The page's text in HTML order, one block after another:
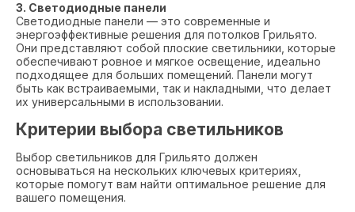
3. Светодиодные панели
Светодиодные панели — это современные и
энергоэффективные решения для потолков Грильято.
Они представляют собой плоские светильники, которые
обеспечивают ровное и мягкое освещение, идеально
подходящее для больших помещений. Панели могут
быть как встраиваемыми, так и накладными, что делает
их универсальными в использовании.
Критерии выбора светильников
Выбор светильников для Грильято должен
основываться на нескольких ключевых критериях,
которые помогут вам найти оптимальное решение для
вашего помещения.